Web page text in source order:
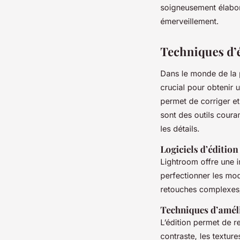
soigneusement
émerveillement.
Techniques
Dans le monde de
crucial pour obtenir
permet de corriger
sont des outils
les détails.
Logiciels
Lightroom offre une
perfectionner les
retouches
Techniques
L’édition permet de
contraste, les